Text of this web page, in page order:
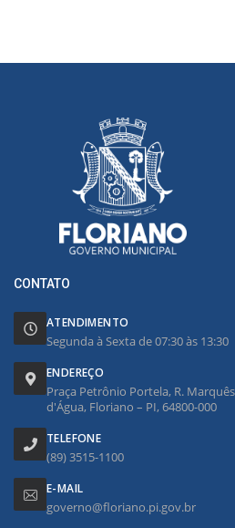
CONTATO
ATENDIMENTO
Segunda à Sexta de 07:30 às 13:30
ENDEREÇO
Praça Petrônio Portela, R.
d'Água, Floriano – PI, 64800-000
TELEFONE
(89) 3515-1100
E-MAIL
governo@floriano.pi.gov.br